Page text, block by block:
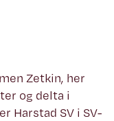
Zetkin, her
og delta i
Harstad SV i SV-